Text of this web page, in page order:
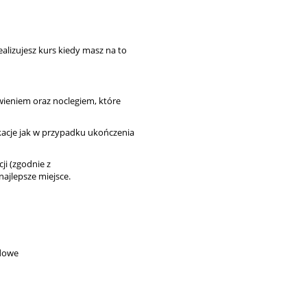
kurs kiedy masz na to
oraz noclegiem, które
jak w przypadku ukończenia
(zgodnie z
miejsce.